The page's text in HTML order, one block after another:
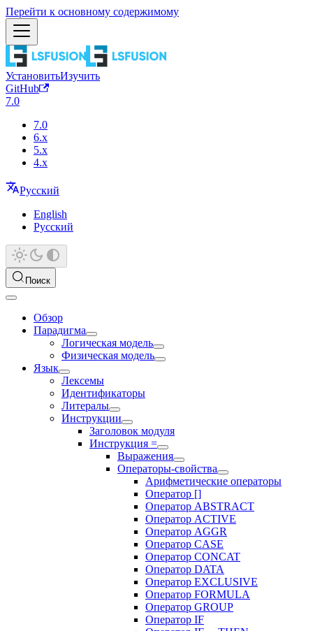
Перейти к основному содержимому
УстановитьИзучить
GitHub
7.0
7.0
6.x
5.x
4.x
Русский
English
Русский
Поиск
Обзор
Парадигма
Логическая модель
Физическая модель
Язык
Лексемы
Идентификаторы
Литералы
Инструкции
Заголовок модуля
Инструкция =
Выражения
Операторы-свойства
Арифметические операторы
Оператор []
Оператор ABSTRACT
Оператор ACTIVE
Оператор AGGR
Оператор CASE
Оператор CONCAT
Оператор DATA
Оператор EXCLUSIVE
Оператор FORMULA
Оператор GROUP
Оператор IF